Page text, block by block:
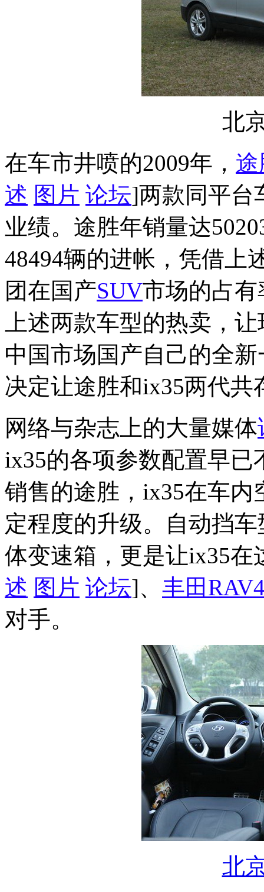
北
在车市井喷的2009年，
述 图片 论坛]两款同平台
业绩。途胜年销量达
48494辆的进帐，凭借上
团在国产SUV市场的占有
上述两款车型的热卖，
中国市场国产自己的全
决定让途胜和ix35两代共
网络与杂志上的大量媒体
ix35的各项参数配置早
销售的途胜，ix35在车
定程度的升级。自动挡
体变速箱，更是让ix35在
述 图片 论坛]、 丰田
对手。
北